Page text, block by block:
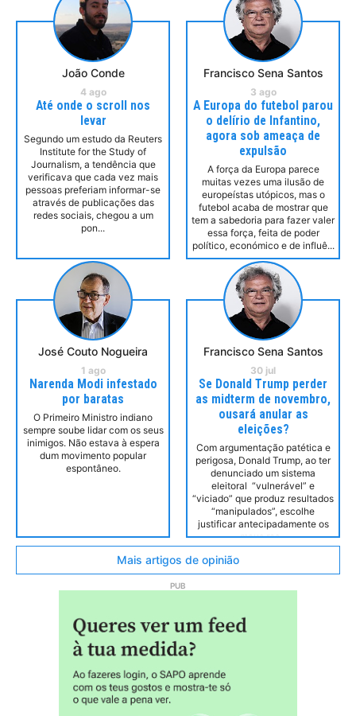
João Conde
4 ago
Até onde o scroll nos
levar
Segundo um estudo da Reuters
Institute for the Study of
Journalism, a tendência que
verificava que cada vez mais
pessoas preferiam informar-se
através de publicações das
redes sociais, chegou a um
pon
Francisco Sena Santos
3 ago
A Europa do futebol parou
o delírio de Infantino,
agora sob ameaça de
expulsão
A força da Europa parece
muitas vezes uma ilusão de
europeístas utópicos, mas o
futebol acaba de mostrar que
tem a sabedoria para fazer valer
essa força, feita de poder
político, económico e de influê
José Couto Nogueira
1 ago
Narenda Modi infestado
por baratas
O Primeiro Ministro indiano
sempre soube lidar com os seus
inimigos. Não estava à espera
dum movimento popular
espontâneo.
Francisco Sena Santos
30 jul
Se Donald Trump perder
as midterm de novembro,
ousará anular as
eleições?
Com argumentação patética e
perigosa, Donald Trump, ao ter
denunciado um sistema
eleitoral “vulnerável” e
“viciado” que produz resultados
“manipulados”, escolhe
justificar antecipadamente os
maus res
Mais artigos de opinião